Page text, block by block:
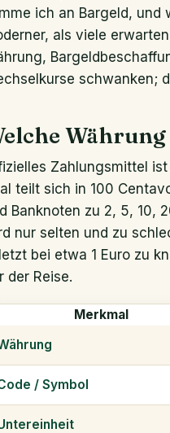
ich an Bargeld,
als viele
schwanken;
Zahlungsmittel
teilt sich in 100
Banknoten zu 2, 5, 10,
nur selten und zu
bei etwa 1 Euro zu
der Reise.
Merkmal
/ Symbol